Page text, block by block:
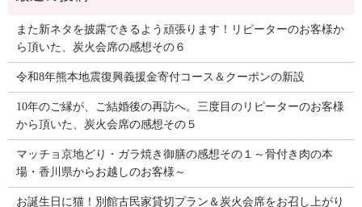
また新ネタを披露できるよう頑張ります！リピーターのお客様か
ら頂いた、炭火会席の感想その６
令和8年熊本地震復興義援金寄付コース＆クーポンの新設
10年のご縁が、ご結婚後の再訪へ。三度目のリピーターのお客様
から頂いた、炭火会席の感想その５
マッチョ京地どり・ガラ焼き御膳の感想その１～骨付き肉の本
場・香川県からお越しのお客様～
お誕生日に猫！別館古民家貸切プラン＆炭火会席をお召し上がり